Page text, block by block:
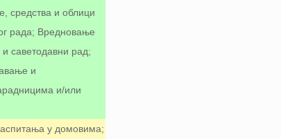
средства и облици
рада; Вредновање
саветодавни рад;
и
и/или
у домовима;